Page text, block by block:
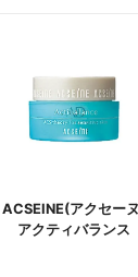
ACSEINE(アクセー
アクティバランス